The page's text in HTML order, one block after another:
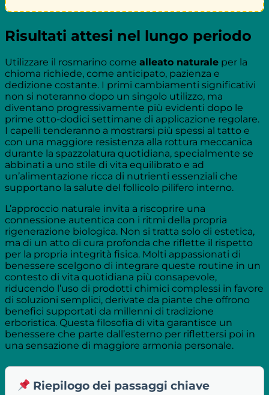
Risultati attesi nel lungo periodo
Utilizzare il rosmarino come alleato naturale per la
chioma richiede, come anticipato, pazienza e
dedizione costante. I primi cambiamenti significativi
non si noteranno dopo un singolo utilizzo, ma
diventano progressivamente più evidenti dopo le
prime otto-dodici settimane di applicazione regolare.
I capelli tenderanno a mostrarsi più spessi al tatto e
con una maggiore resistenza alla rottura meccanica
durante la spazzolatura quotidiana, specialmente se
abbinati a uno stile di vita equilibrato e ad
un’alimentazione ricca di nutrienti essenziali che
supportano la salute del follicolo pilifero interno.
L’approccio naturale invita a riscoprire una
connessione autentica con i ritmi della propria
rigenerazione biologica. Non si tratta solo di estetica,
ma di un atto di cura profonda che riflette il rispetto
per la propria integrità fisica. Molti appassionati di
benessere scelgono di integrare queste routine in un
contesto di vita quotidiana più consapevole,
riducendo l’uso di prodotti chimici complessi in favore
di soluzioni semplici, derivate da piante che offrono
benefici supportati da millenni di tradizione
erboristica. Questa filosofia di vita garantisce un
benessere che parte dall’esterno per riflettersi poi in
una sensazione di maggiore armonia personale.
Riepilogo dei passaggi chiave